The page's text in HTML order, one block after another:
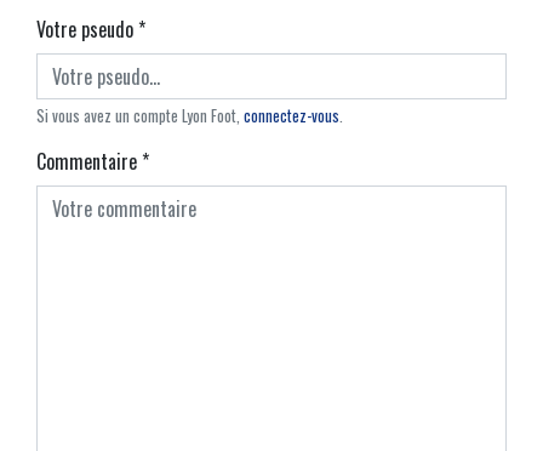
Votre pseudo*
Si vous avez un compte Lyon Foot, connectez-vous.
Commentaire*